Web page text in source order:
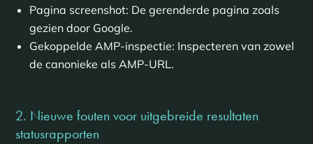
Pagina screenshot: De gerenderde pagina zoals
gezien door Google.
Gekoppelde AMP-inspectie: Inspecteren van zowel
de canonieke als AMP-URL.
2. Nieuwe fouten voor uitgebreide resultaten
statusrapporten